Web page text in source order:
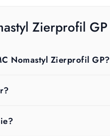
Zierprofil GP
Nomastyl Zierprofil GP?